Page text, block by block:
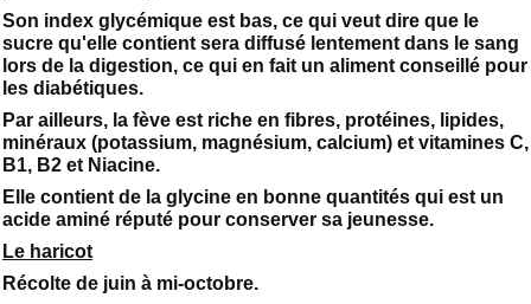
Son index glycémique est bas, ce qui veut dire que le
sucre qu'elle contient sera diffusé lentement dans le sang
lors de la digestion, ce qui en fait un aliment conseillé pour
les diabétiques.
Par ailleurs, la fève est riche en fibres, protéines, lipides,
minéraux (potassium, magnésium, calcium) et vitamines C,
B1, B2 et Niacine.
Elle contient de la glycine en bonne quantités qui est un
acide aminé réputé pour conserver sa jeunesse.
Le haricot
Récolte de juin à mi-octobre.